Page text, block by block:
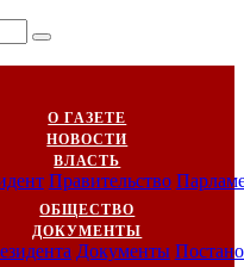
О ГАЗЕТЕ
НОВОСТИ
ВЛАСТЬ
Правительство
ОБЩЕСТВО
ДОКУМЕНТЫ
Документы